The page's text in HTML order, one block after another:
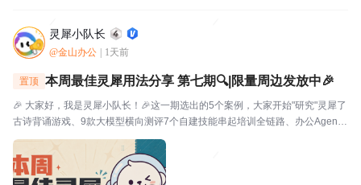
灵犀小队长
@金山办公 1天前
置顶 本周最佳灵犀用法分享 第七期🔍|限量周边发放中🎉
🎉 大家好，我是灵犀小队长！🎉这一期选出的5个案例，大家开始"研究"灵犀了
古诗背诵游戏、9款大模型横向测评7个自建技能串起培训全链路、办公Agent
同台对比甚至灵犀还能杀毒查木马一起来看看这一期的硬核实践——👤墨云轩
一句话让灵犀自由发挥，给儿子做了个古诗背...